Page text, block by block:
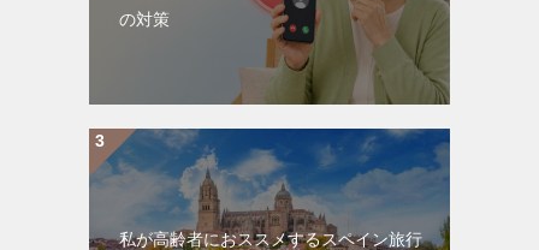
の対策
私が高齢者におススメするスペイン旅行